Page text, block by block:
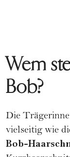
Wem
Bob?
Die
vielseitig wie
Bob-